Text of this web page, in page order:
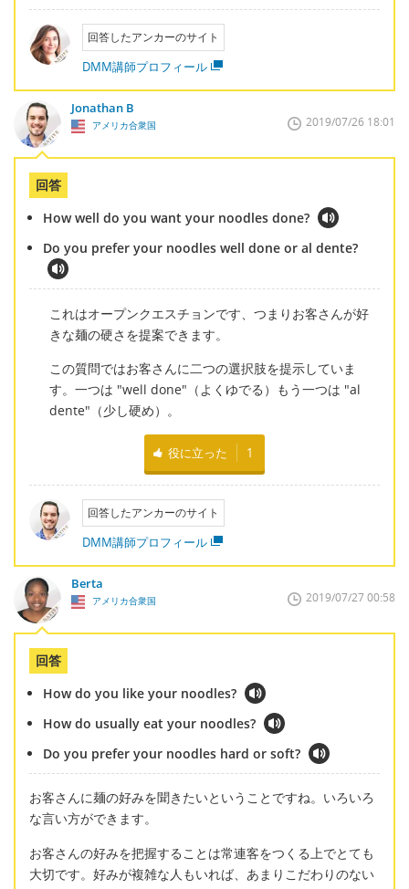
回答したアンカーのサイト
DMM講師プロフィール
Jonathan B
アメリカ合衆国 2019/07/26 18:01
回答
How well do you want your noodles done?
Do you prefer your noodles well done or al dente?
これはオープンクエスチョンです、つまりお客さんが好
きな麺の硬さを提案できます。
この質問ではお客さんに二つの選択肢を提示していま
す。一つは "well done"（よくゆでる）もう一つは "al
dente"（少し硬め）。
役に立った 1
回答したアンカーのサイト
DMM講師プロフィール
Berta
アメリカ合衆国 2019/07/27 00:58
回答
How do you like your noodles?
How do usually eat your noodles?
Do you prefer your noodles hard or soft?
お客さんに麺の好みを聞きたいということですね。いろいろ
な言い方ができます。
お客さんの好みを把握することは常連客をつくる上でとても
大切です。好みが複雑な人もいれば、あまりこだわりのない